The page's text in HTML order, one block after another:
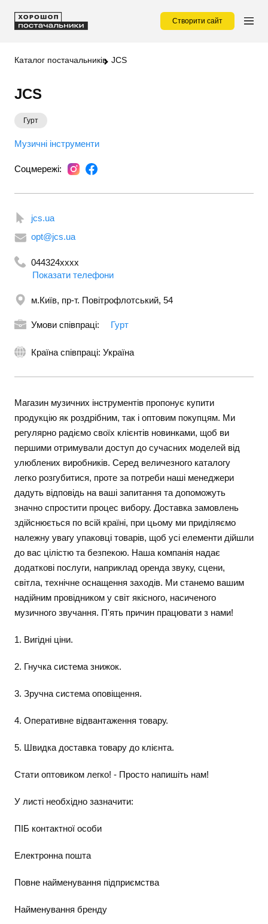
Створити сайт
Каталог постачальників JCS
JCS
Гурт
Музичні інструменти
Соцмережі:
jcs.ua
opt@jcs.ua
044324xxxx
+380676270404
Показати телефони
м.Київ, пр-т. Повітрофлотський, 54
Умови співпраці: Гурт
Країна співпраці: Україна
Магазин музичних інструментів пропонує купити
продукцію як роздрібним, так і оптовим покупцям. Ми
регулярно радіємо своїх клієнтів новинками, щоб ви
першими отримували доступ до сучасних моделей від
улюблених виробників. Серед величезного каталогу
легко розгубитися, проте за потреби наші менеджери
дадуть відповідь на ваші запитання та допоможуть
значно спростити процес вибору. Доставка замовлень
здійснюється по всій країні, при цьому ми приділяємо
належну увагу упаковці товарів, щоб усі елементи дійшли
до вас цілістю та безпекою. Наша компанія надає
додаткові послуги, наприклад оренда звуку, сцени,
світла, технічне оснащення заходів. Ми станемо вашим
надійним провідником у світ якісного, насиченого
музичного звучання. П'ять причин працювати з нами!
1. Вигідні ціни.
2. Гнучка система знижок.
3. Зручна система оповіщення.
4. Оперативне відвантаження товару.
5. Швидка доставка товару до клієнта.
Стати оптовиком легко! - Просто напишіть нам!
У листі необхідно зазначити:
ПІБ контактної особи
Електронна пошта
Повне найменування підприємства
Найменування бренду